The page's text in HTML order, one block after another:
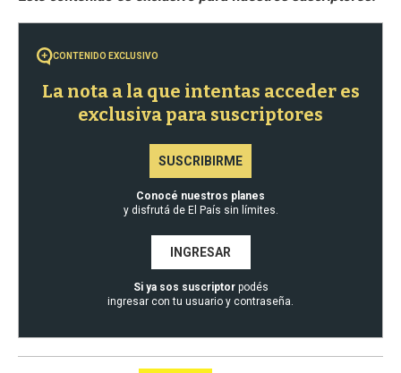
CONTENIDO EXCLUSIVO
La nota a la que intentas acceder es
exclusiva para suscriptores
SUSCRIBIRME
Conocé nuestros planes
y disfrutá de El País sin límites.
INGRESAR
Si ya sos suscriptorpodés
ingresar con tu usuario y contraseña.